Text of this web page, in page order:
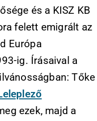
és a KISZ KB
felett emigrált az
Európa
ig. Írásaival a
Tőke
ezek, majd a